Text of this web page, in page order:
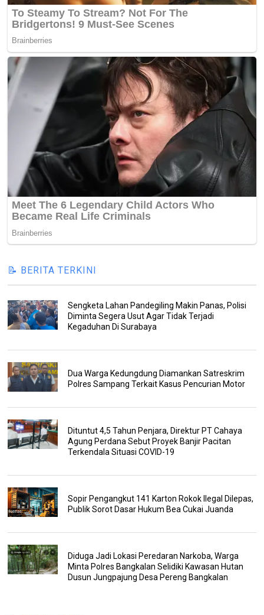
📝 BERITA TERKINI
Sengketa Lahan Pandegiling Makin Panas, Polisi
Diminta Segera Usut Agar Tidak Terjadi
Kegaduhan Di Surabaya
Dua Warga Kedungdung Diamankan Satreskrim
Polres Sampang Terkait Kasus Pencurian Motor
Dituntut 4,5 Tahun Penjara, Direktur PT Cahaya
Agung Perdana Sebut Proyek Banjir Pacitan
Terkendala Situasi COVID-19
Sopir Pengangkut 141 Karton Rokok Ilegal Dilepas,
Publik Sorot Dasar Hukum Bea Cukai Juanda
Diduga Jadi Lokasi Peredaran Narkoba, Warga
Minta Polres Bangkalan Selidiki Kawasan Hutan
Dusun Jungpajung Desa Pereng Bangkalan